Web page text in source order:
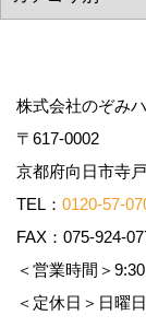
株式会社のぞみ
〒617-0002
京都府向日市寺
TEL： 0120-57-
FAX：075-924-
＜営業時間＞
＜定休日＞日曜